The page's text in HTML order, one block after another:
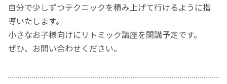
自分で少しずつテクニックを積み上げて行けるように指
導いたします。
小さなお子様向けにリトミック講座を開講予定です。
ぜひ、お問い合わせください。